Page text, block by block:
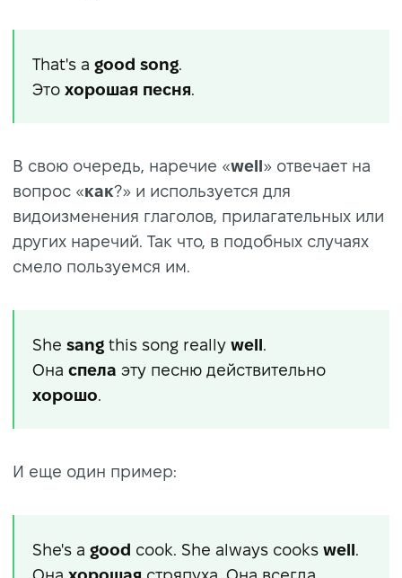
That's a good song.
Это хорошая песня.
В свою очередь, наречие «well» отвечает на
вопрос «как?» и используется для
видоизменения глаголов, прилагательных или
других наречий. Так что, в подобных случаях
смело пользуемся им.
She sang this song really well.
Она спела эту песню действительно
хорошо.
И еще один пример:
She's a good cook. She always cooks well.